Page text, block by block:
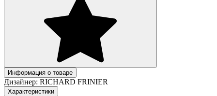
Информация о товаре
Дизайнер: RICHARD FRINIER
Характеристики